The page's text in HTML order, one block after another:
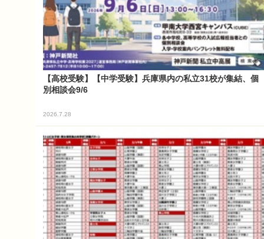
【高校受験】【中学受験】兵庫県内の私立31校が集結、個
別相談会9/6
2026.7.28